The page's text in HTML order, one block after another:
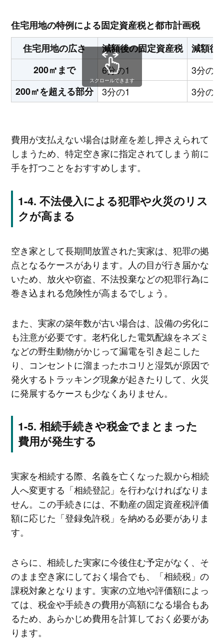
住宅用地の特例による固定資産税と都市計画税
住宅用地の広さ
減額後の固定資産税
減額後
200㎡まで
6分の1
3分の1
200㎡を超える部分
3分の1 3分の2
スクロールできます
費用が支払えない場合は財産を差し押さえられて
しまうため、特定空き家に指定されてしまう前に
手を打つことをおすすめします。
不法侵入による犯罪や火災のリス
クが高まる
空き家として長期間放置された実家は、犯罪の拠
点となるケースがあります。人の目が行き届かな
いため、放火や窃盗、不法投棄などの犯罪行為に
巻き込まれる危険性が高まるでしょう。
また、実家の築年数が古い場合は、設備の劣化に
も注意が必要です。老朽化した電気配線をネズミ
などの野生動物がかじって漏電を引き起こした
り、コンセントに溜まったホコリと湿気が原因で
発火するトラッキング現象が起きたりして、火災
に発展するケースも少なくありません。
相続手続きや税金でまとまった
費用が発生する
実家を相続する際、名義を亡くなった親から相続
人へ変更する「相続登記」を行わなければなりま
せん。この手続きには、不動産の固定資産税評価
額に応じた「登録免許税」を納める必要がありま
す。
さらに、相続した実家に今後住む予定がなく、そ
のまま空き家にしておく場合でも、「相続税」の
課税対象となります。実家の立地や評価額によっ
ては、税金や手続きの費用が高額になる場合もあ
るため、あらかじめ費用を計算しておく必要があ
ります。